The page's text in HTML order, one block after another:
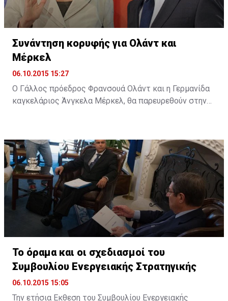
Συνάντηση κορυφής για Ολάντ και
Μέρκελ
06.10.2015 15:27
Ο Γάλλος πρόεδρος Φρανσουά Ολάντ και η Γερμανίδα
καγκελάριος Άνγκελα Μέρκελ, θα παρευρεθούν στην
συζητήσουν με τους ευρωβουλευτές τα ζητήματα που
πρέπει να αντιμετωπίσει η ΕΕ.
Το όραμα και οι σχεδιασμοί του
Συμβουλίου Ενεργειακής Στρατηγικής
06.10.2015 15:05
Την ετήσια Εκθεση του Συμβουλίου Ενεργειακής